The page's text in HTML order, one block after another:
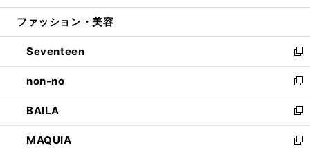
開
ウ
開
く
ン
ウ
で
開
く
ウ
ン
ド
ウ
で
開
く
ファッション・美容
Seventeen
新
し
い
ウ
ィ
ン
ド
non-no
新
し
い
ウ
ィ
BAILA
新
し
い
MAQUIA
新